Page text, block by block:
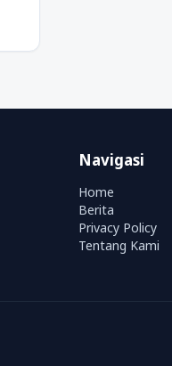
Navigasi
Home
Berita
Privacy Policy
Tentang Kami